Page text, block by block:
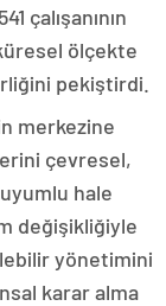
çalışanının
ölçekte
pekiştirdi.
merkezine
çevresel,
hale
değişikliğiyle
yönetimini
karar alma